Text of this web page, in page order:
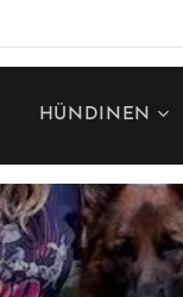
HÜNDINEN